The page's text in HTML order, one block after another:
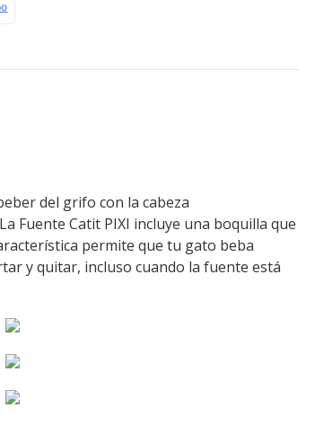
del grifo con la cabeza
Fuente Catit PIXI incluye una boquilla que
permite que tu gato beba
y quitar, incluso cuando la fuente está